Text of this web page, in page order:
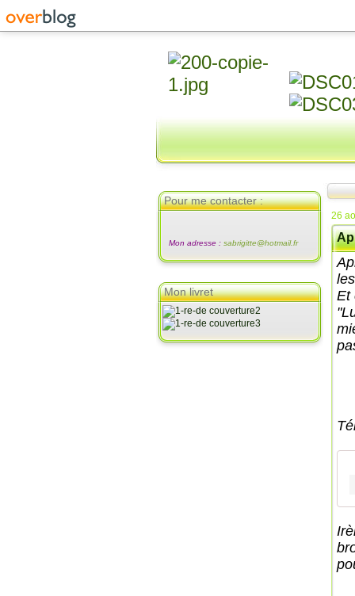
Pour me contacter :
Mon adresse : sabrigitte@hotmail.fr
Mon livret
26
Et